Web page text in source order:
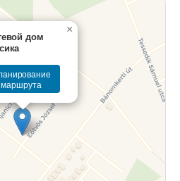
дом
маршрута
×